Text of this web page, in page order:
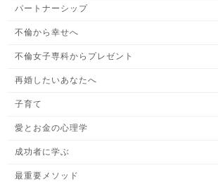
パートナーシップ
不倫から幸せへ
不倫女子専科からプレゼント
再婚したいあなたへ
子育て
愛とお金の心理学
成功者に学ぶ
最重要メソッド